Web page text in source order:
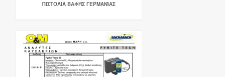
ΠΙΣΤΌΛΙΑ ΒΑΦΉΣ ΓΕΡΜΑΝΊΑΣ